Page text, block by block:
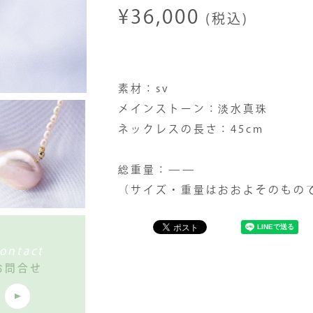
¥36,000 (税込)
素材：sv
メインストーン：淡水真珠
ネックレスの長さ：45cm
総重量：——
（サイズ・重量はおおよそのもの
問合せ